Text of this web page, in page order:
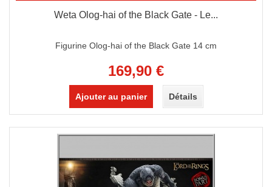
Weta Olog-hai of the Black Gate - Le...
Figurine Olog-hai of the Black Gate 14 cm
169,90 €
Ajouter au panier Détails